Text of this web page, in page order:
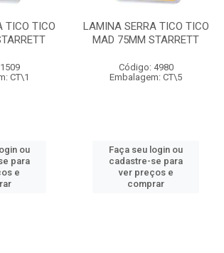
TICO TICO
CT\1
ou
para
e
LAMINA SERRA TICO TICO
MAD 75MM STARRETT
Código: 4980
Embalagem: CT\5
Faça seu login ou
cadastre-se para
ver preços e
comprar